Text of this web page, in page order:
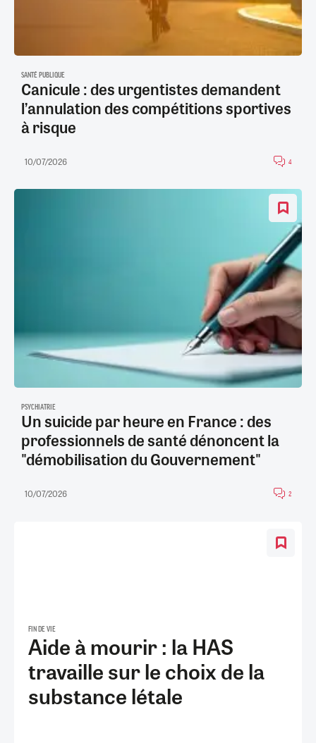
SANTÉ PUBLIQUE
Canicule : des urgentistes demandent
l’annulation des compétitions sportives
à risque
10/07/2026 4
PSYCHIATRIE
Un suicide par heure en France : des
professionnels de santé dénoncent la
"démobilisation du Gouvernement"
10/07/2026 2
FIN DE VIE
Aide à mourir : la HAS
travaille sur le choix de la
substance létale